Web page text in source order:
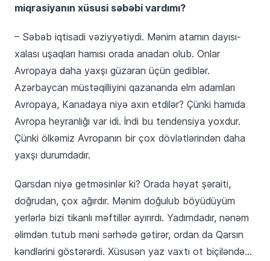
miqrasiyanın xüsusi səbəbi vardımı?
– Səbəb iqtisadi vəziyyətiydi. Mənim atamın dayısı-
xalası uşaqları hamısı orada anadan olub. Onlar
Avropaya daha yaxşı güzaran üçün gediblər.
Azərbaycan müstəqilliyini qazananda elm adamları
Avropaya, Kanadaya niyə axın etdilər? Çünki hamıda
Avropa heyranlığı var idi. İndi bu tendensiya yoxdur.
Çünki ölkəmiz Avropanın bir çox dövlətlərindən daha
yaxşı durumdadır.
Qarsdan niyə getməsinlər ki? Orada həyat şəraiti,
doğrudan, çox ağırdır. Mənim doğulub böyüdüyüm
yerlərlə bizi tikanlı məftillər ayırırdı. Yadımdadır, nənəm
əlimdən tutub məni sərhədə gətirər, ordan da Qarsın
kəndlərini göstərərdi. Xüsusən yaz vaxtı ot biçiləndə…